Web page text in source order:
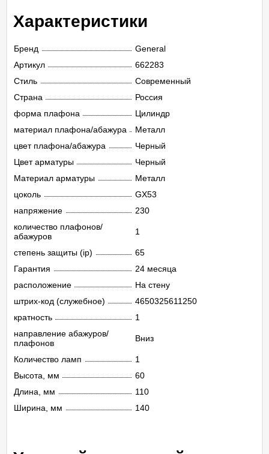
Характеристики
Бренд
General
Артикул
662283
Стиль
Современный
Страна
Россия
форма плафона
Цилиндр
материал плафона/абажура
Металл
цвет плафона/абажура
Черный
Цвет арматуры
Черный
Материал арматуры
Металл
цоколь
GX53
напряжение
230
количество плафонов/
абажуров
1
степень защиты (ip)
65
Гарантия
24 месяца
расположение
На стену
штрих-код (служебное)
4650325611250
кратность
1
направление абажуров/
плафонов
Вниз
Количество ламп
1
Высота, мм
60
Длина, мм
110
Ширина, мм
140